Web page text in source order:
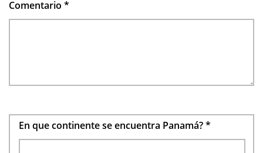
Comentario *
En que continente se encuentra Panamá?*